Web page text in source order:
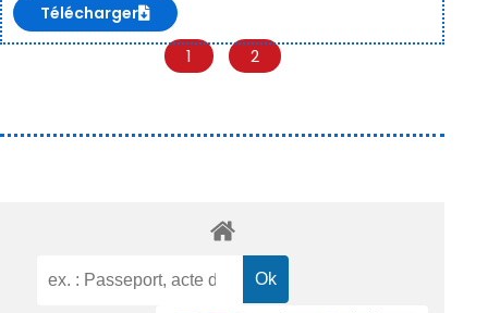
Télécharger
1 2